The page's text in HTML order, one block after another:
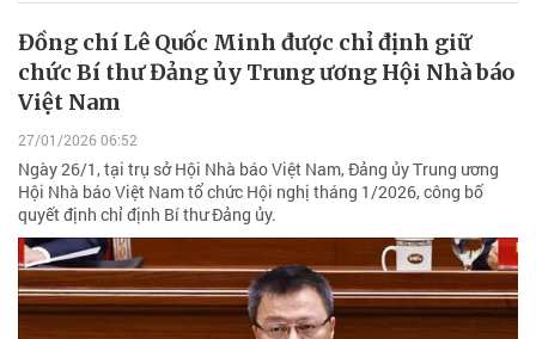
Đồng chí Lê Quốc Minh được chỉ định giữ
chức Bí thư Đảng ủy Trung ương Hội Nhà báo
Việt Nam
27/01/2026 06:52
Ngày 26/1, tại trụ sở Hội Nhà báo Việt Nam, Đảng ủy Trung ương
Hội Nhà báo Việt Nam tổ chức Hội nghị tháng 1/2026, công bố
quyết định chỉ định Bí thư Đảng ủy.